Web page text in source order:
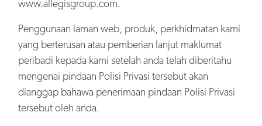
www.allegisgroup.com.
Penggunaan laman web, produk, perkhidmatan kami
yang berterusan atau pemberian lanjut maklumat
peribadi kepada kami setelah anda telah diberitahu
mengenai pindaan Polisi Privasi tersebut akan
dianggap bahawa penerimaan pindaan Polisi Privasi
tersebut oleh anda.